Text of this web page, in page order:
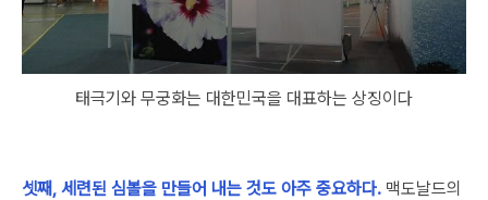
태극기와 무궁화는 대한민국을 대표하는 상징이다
셋째, 세련된 심볼을 만들어 내는 것도 아주 중요하다. 맥도날드의